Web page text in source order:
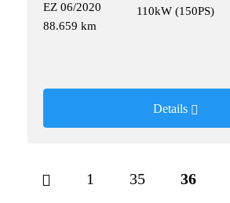
EZ 06/2020
88.659 km
110kW (150PS)
Details
1 35 36